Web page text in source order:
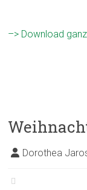
–> Download
Dorothea